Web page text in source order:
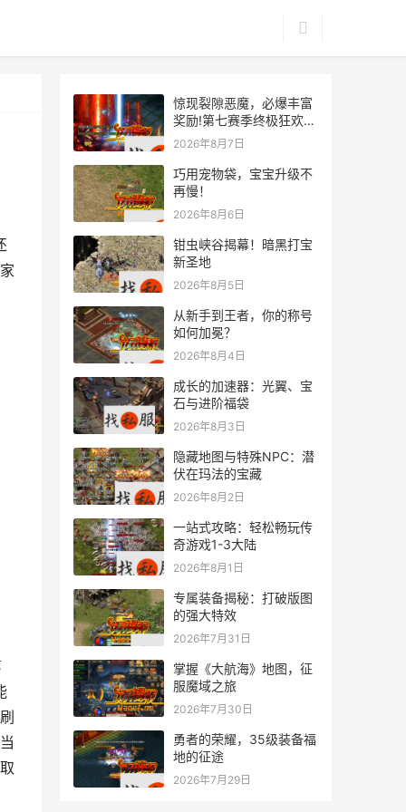
惊现裂隙恶魔，必爆丰富
奖励!第七赛季终极狂欢来
袭
2026年8月7日
巧用宠物袋，宝宝升级不
再慢！
2026年8月6日
钳虫峡谷揭幕！暗黑打宝
新圣地
2026年8月5日
从新手到王者，你的称号
如何加冕？
2026年8月4日
成长的加速器：光翼、宝
石与进阶福袋
2026年8月3日
隐藏地图与特殊NPC：潜
伏在玛法的宝藏
2026年8月2日
一站式攻略：轻松畅玩传
奇游戏1-3大陆
2026年8月1日
专属装备揭秘：打破版图
的强大特效
2026年7月31日
掌握《大航海》地图，征
服魔域之旅
2026年7月30日
勇者的荣耀，35级装备福
地的征途
2026年7月29日